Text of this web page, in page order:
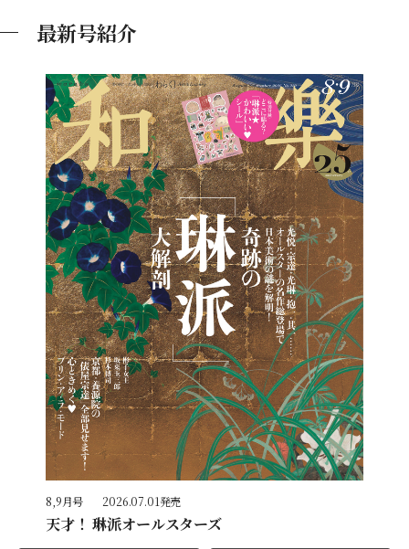
最新号紹介
8,9月号 2026.07.01発売
天才！ 琳派オールスターズ